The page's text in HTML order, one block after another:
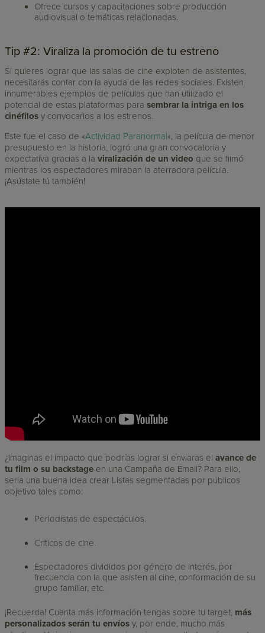
Ofrece cursos y capacitaciones sobre producción
audiovisual o temáticas relacionadas.
Tip #2: Viraliza la promoción de tu estreno
Si quieres lograr que las salas de cine exploten de asistentes,
necesitarás contar con la ayuda de las redes sociales. Existen
innumerables ejemplos de películas que han utilizado el
potencial de estas plataformas parasembrar la intriga en los
cinéfilos y convocarlos a los estrenos.
Este fue el caso de «Actividad Paranormal«, la película de menor
presupuesto en la historia, logró una gran convocatoria y
expectativa gracias a laviralización de un video que se filmó
mientras los espectadores miraban la aterradora película.
¡Asústate tú también!
¿Imaginas el impacto que podrías lograr si enviaras elavance de
tu film o su backstage en una Campaña de Email? Para ello,
sería una buena idea crear Listas segmentadas por públicos
objetivo tales como:
Periodistas de espectáculos.
Críticos de cine.
Espectadores divididos por género de interés, por
frecuencia con la que asisten al cine, conformación de su
grupo familiar, etc.
¡Recuerda! Cuanta más información tengas sobre tu target, más
personalizados serán tu envíos y, por ende, mucho más